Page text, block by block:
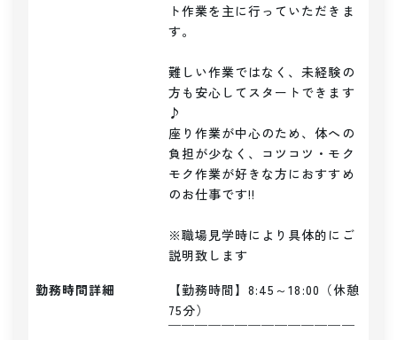
ト作業を主に行っていただきま
す。
難しい作業ではなく、未経験の
方も安心してスタートできます
♪
座り作業が中心のため、体への
負担が少なく、コツコツ・モク
モク作業が好きな方におすすめ
のお仕事です!!
※職場見学時により具体的にご
説明致します
勤務時間詳細
【勤務時間】8:45～18:00（休憩
75分）
￣￣￣￣￣￣￣￣￣￣￣￣￣￣